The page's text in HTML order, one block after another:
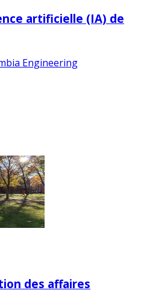
artificielle (IA) de
Engineering
des affaires